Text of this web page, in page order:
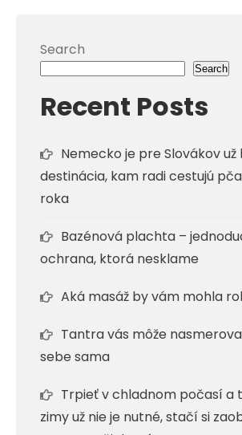
Search
Search
Recent Posts
Nemecko je pre Slovákov už
destinácia, kam radi cestujú
roka
Bazénová plachta –
ochrana, ktorá nesklame
Aká masáž by vám mohla
Tantra vás môže
sebe sama
Trpieť v chladnom počasí a
zimy už nie je nutné, stačí si